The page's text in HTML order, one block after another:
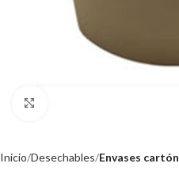
Inicio Desechables Envases cartón